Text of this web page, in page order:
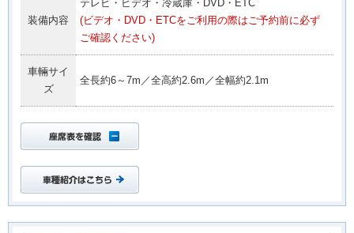
装備内容
テレビ・ビデオ・冷蔵庫・DVD・ETC
(ビデオ・DVD・ETCをご利用の際はご予約前に必ず
ご確認ください)
車輛サイ
ズ
全長約6～7m／全高約2.6m／全幅約2.1m